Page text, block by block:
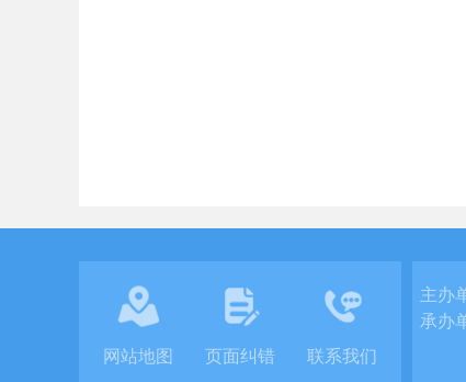
网站地图 页面纠错 联系我们
主办
承办